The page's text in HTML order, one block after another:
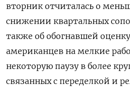
вторник отчиталась о
снижении квартальных
также об обогнавшей
американцев на мелкие
некоторую паузу в более
связанных с переделкой и